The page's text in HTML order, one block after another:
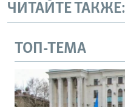
ЧИТАЙТЕ ТАКЖЕ:
ТОП-ТЕМА